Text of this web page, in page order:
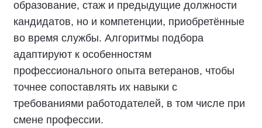
образование, стаж и предыдущие должности
кандидатов, но и компетенции, приобретённые
во время службы. Алгоритмы подбора
адаптируют к особенностям
профессионального опыта ветеранов, чтобы
точнее сопоставлять их навыки с
требованиями работодателей, в том числе при
смене профессии.